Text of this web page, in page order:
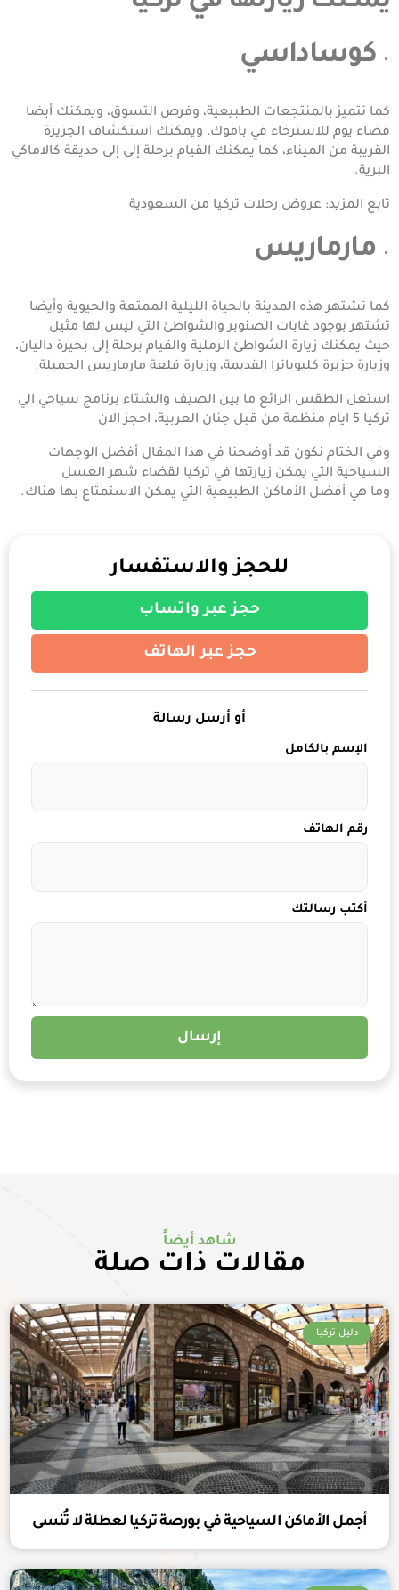
كوساداسي
كما تتميز بالمنتجعات الطبيعية، وفرص التسوق، ويمكنك أيضا
قضاء يوم للاسترخاء في باموك، ويمكنك استكشاف الجزيرة
القريبة من الميناء، كما يمكنك القيام برحلة إلى إلى حديقة كالاماكي
البرية.
تابع المزيد: عروض رحلات تركيا من السعودية
مارماريس
كما تشتهر هذه المدينة بالحياة الليلية الممتعة والحيوية وأيضا
تشتهر بوجود غابات الصنوبر والشواطئ التي ليس لها مثيل
حيث يمكنك زيارة الشواطئ الرملية والقيام برحلة إلى بحيرة داليان،
وزيارة جزيرة كليوباترا القديمة، وزيارة قلعة مارماريس الجميلة.
استغل الطقس الرائع ما بين الصيف والشتاء برنامج سياحي الي
تركيا 5 ايام
منظمة من قبل جنان العربية، احجز الان
وفي الختام نكون قد أوضحنا في هذا المقال أفضل الوجهات
السياحية التي يمكن زيارتها في تركيا لقضاء شهر العسل
وما هي أفضل الأماكن الطبيعية التي يمكن الاستمتاع بها هناك.
للحجز والاستفسار
حجز عبر واتساب
حجز عبر الهاتف
أو أرسل رسالة
الإسم بالكامل
رقم الهاتف
أكتب رسالتك
إرسال
شاهد أيضاً
مقالات ذات صلة
دليل تركيا
أجمل الأماكن السياحية في بورصة تركيا لعطلة لا تُنسى